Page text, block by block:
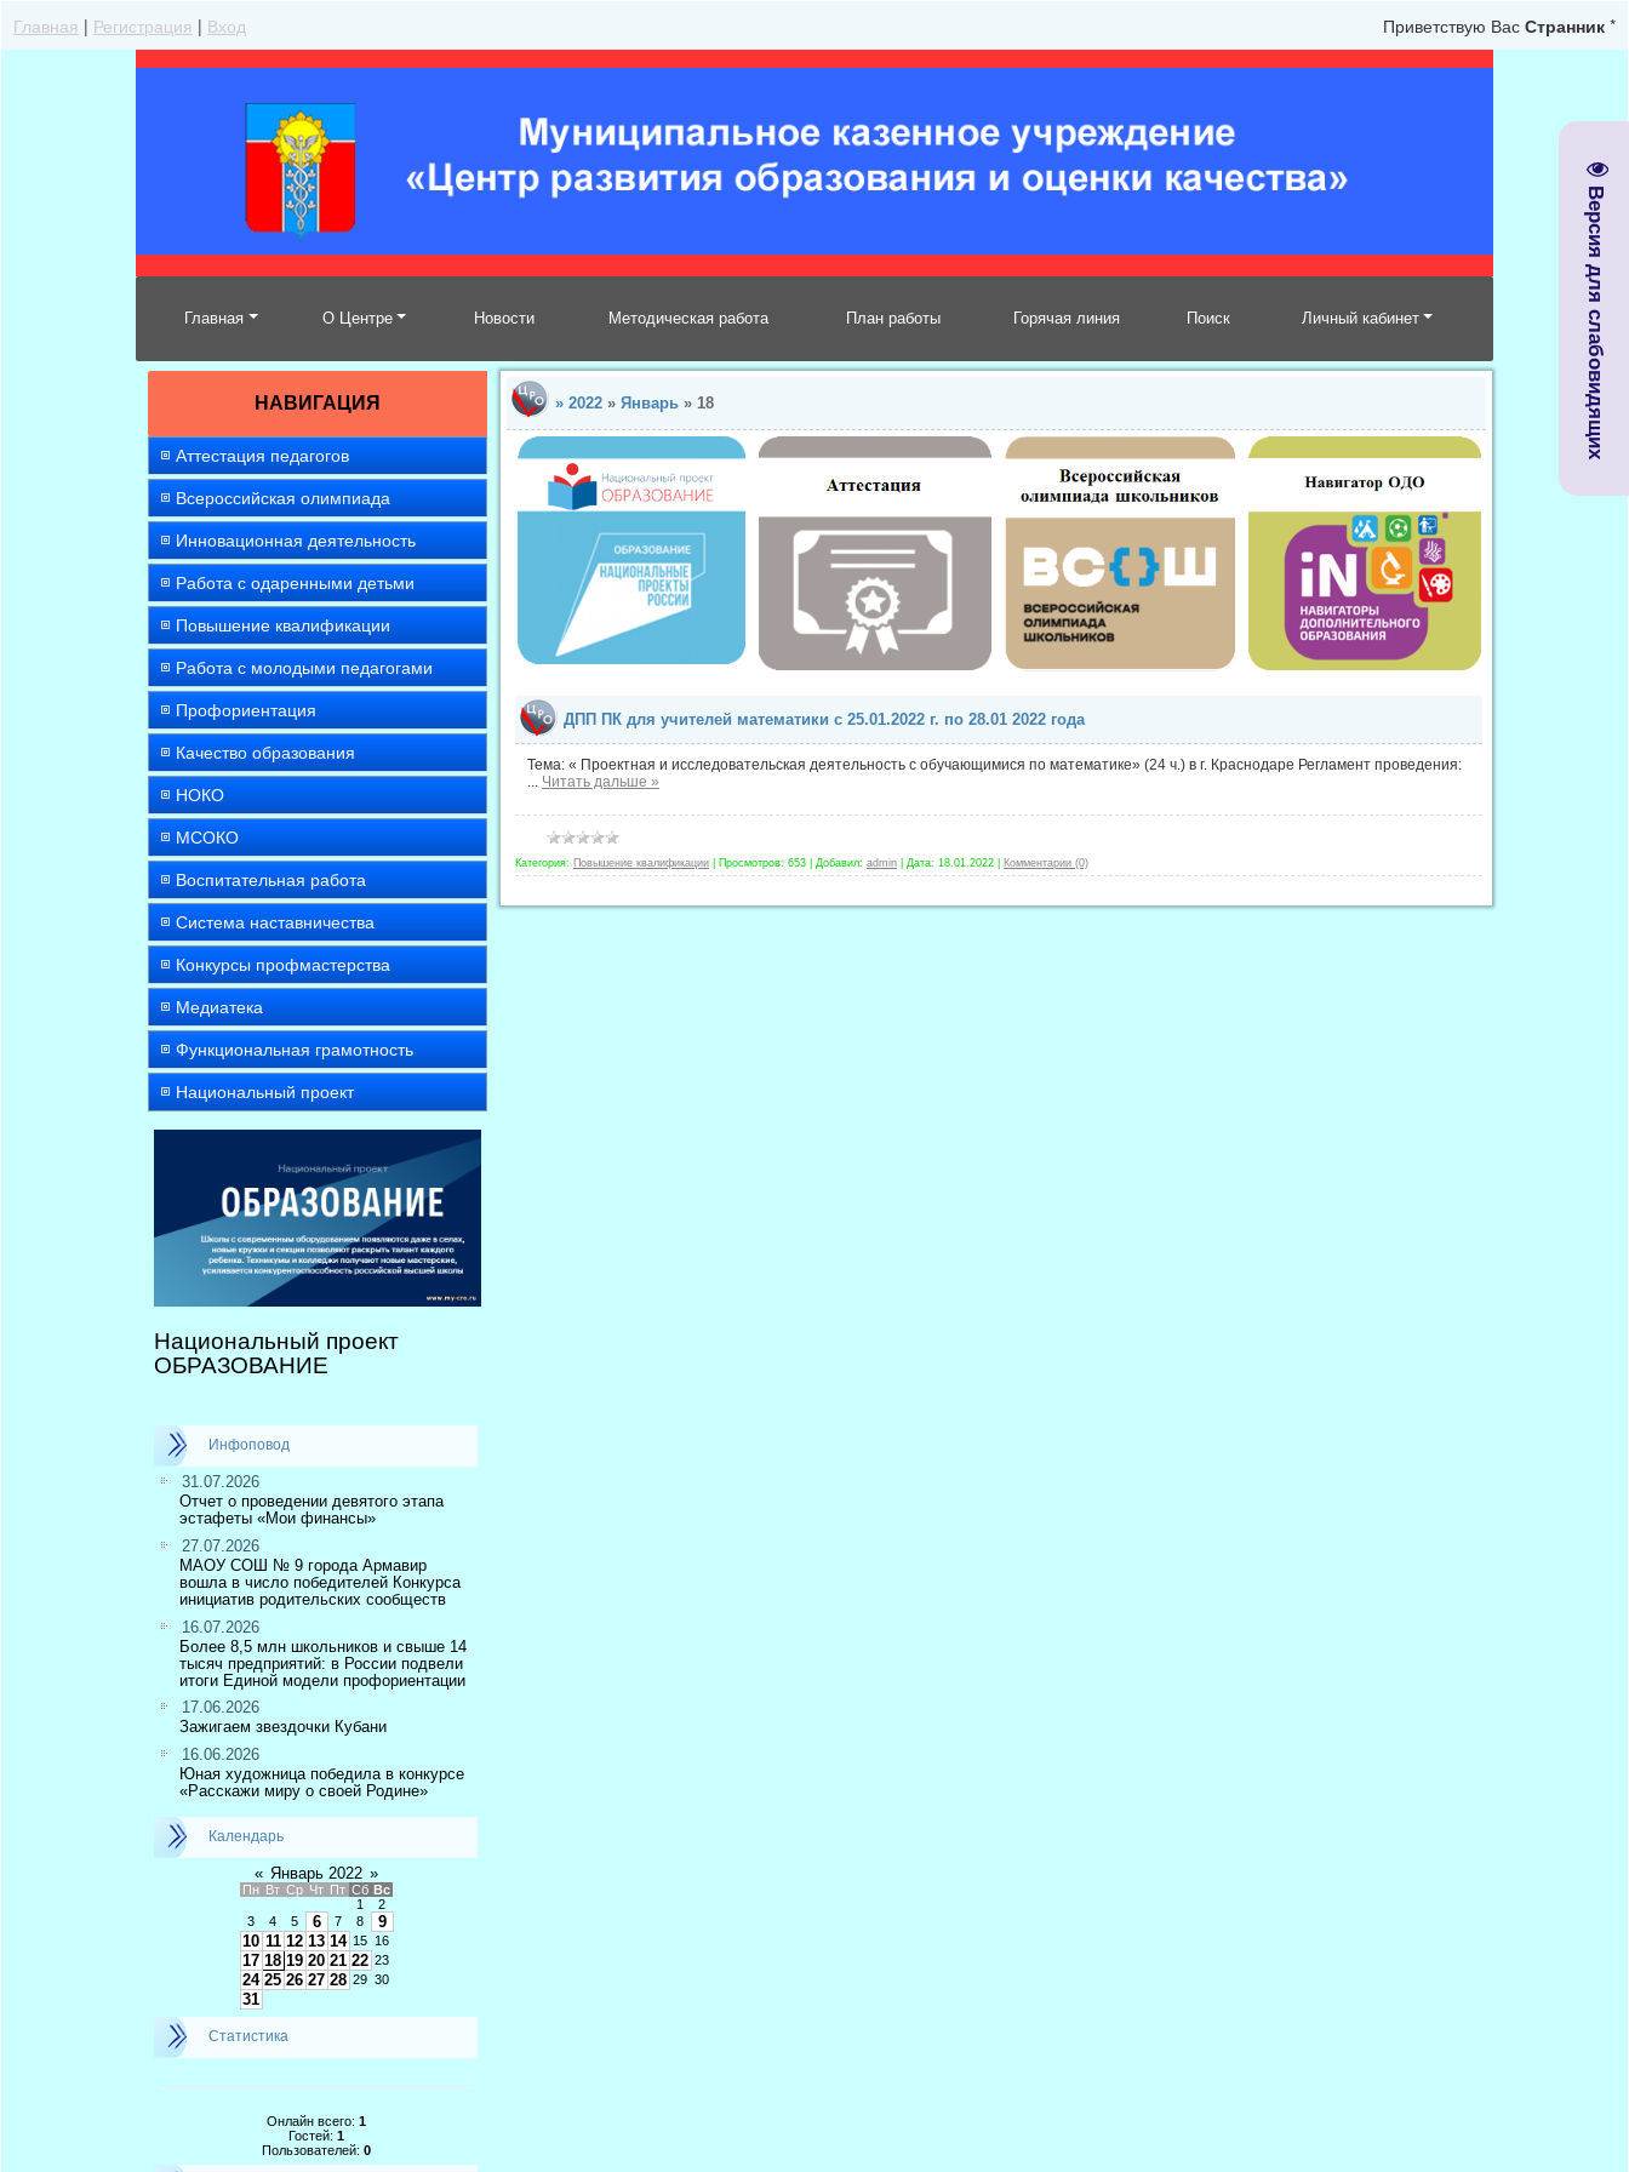
Версия для слабовидящих
Главная | Регистрация | Вход Приветствую Вас Странник *
Главная О Центре Новости Методическая работа План работы Горячая линия Поиск Личный кабинет
НАВИГАЦИЯ
Аттестация педагогов
Всероссийская олимпиада
Инновационная деятельность
Работа с одаренными детьми
Повышение квалификации
Работа с молодыми педагогами
Профориентация
Качество образования
НОКО
МСОКО
Воспитательная работа
Система наставничества
Конкурсы профмастерства
Медиатека
Функциональная грамотность
Национальный проект
Национальный проект
ОБРАЗОВАНИЕ
Инфоповод
31.07.2026
Отчет о проведении девятого этапа
эстафеты «Мои финансы»
27.07.2026
МАОУ СОШ № 9 города Армавир
вошла в число победителей Конкурса
инициатив родительских сообществ
16.07.2026
Более 8,5 млн школьников и свыше 14
тысяч предприятий: в России подвели
итоги Единой модели профориентации
17.06.2026
Зажигаем звездочки Кубани
16.06.2026
Юная художница победила в конкурсе
«Расскажи миру о своей Родине»
Календарь
« Январь 2022 »
Пн Вт Ср Чт Пт Сб Вс
1
2
3
4 5 6 7 8
9
10 11 12 13 14 15 16
17 18 19 20 21 22 23
24 25 26 27 28 29 30
31
Статистика
Онлайн всего: 1
Гостей: 1
Пользователей: 0
» 2022 » Январь » 18
ДПП ПК для учителей математики с 25.01.2022 г. по 28.01 2022 года
Тема: « Проектная и исследовательская деятельность с обучающимися по математике» (24 ч.) в г. Краснодаре Регламент проведения:
... Читать дальше »
Категория: Повышение квалификации Просмотров: 653 Добавил: admin Дата: 18.01.2022 Комментарии (0)